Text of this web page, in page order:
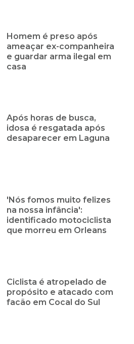
Homem é preso após
ameaçar ex-companheira
e guardar arma ilegal em
casa
Após horas de busca,
idosa é resgatada após
desaparecer em Laguna
'Nós fomos muito felizes
na nossa infância':
identificado motociclista
que morreu em Orleans
Ciclista é atropelado de
propósito e atacado com
facão em Cocal do Sul